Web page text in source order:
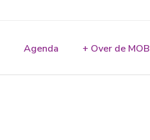
Agenda + Over de MOB